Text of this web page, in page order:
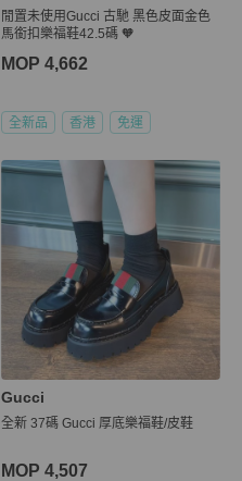
閒置未使用Gucci 古馳 黑色皮面金色
馬銜扣樂福鞋42.5碼 🧡
MOP 4,662
全新品 香港 免運
Gucci
全新 37碼 Gucci 厚底樂福鞋/皮鞋
MOP 4,507